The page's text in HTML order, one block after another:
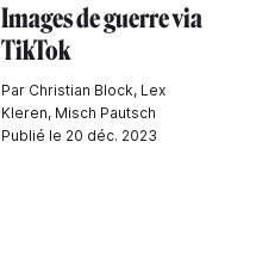
Images de guerre via
TikTok
Par Christian Block, Lex
Kleren, Misch Pautsch
Publié le 20 déc. 2023